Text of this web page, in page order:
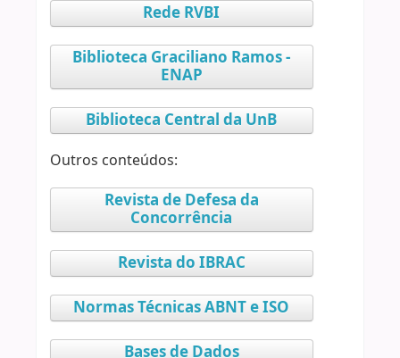
Rede RVBI
Biblioteca Graciliano Ramos -
ENAP
Biblioteca Central da UnB
Outros conteúdos:
Revista de Defesa da
Concorrência
Revista do IBRAC
Normas Técnicas ABNT e ISO
Bases de Dados